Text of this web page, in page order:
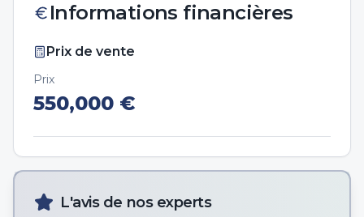
Informations financières
Prix de vente
Prix
550,000 €
L'avis de nos experts